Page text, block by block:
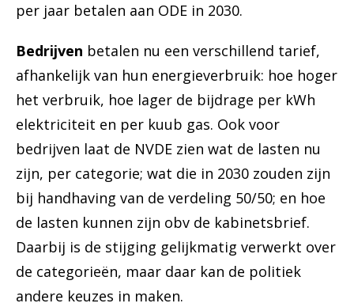
per jaar betalen aan ODE in 2030.
Bedrijven betalen nu een verschillend tarief,
afhankelijk van hun energieverbruik: hoe hoger
het verbruik, hoe lager de bijdrage per kWh
elektriciteit en per kuub gas. Ook voor
bedrijven laat de NVDE zien wat de lasten nu
zijn, per categorie; wat die in 2030 zouden zijn
bij handhaving van de verdeling 50/50; en hoe
de lasten kunnen zijn obv de kabinetsbrief.
Daarbij is de stijging gelijkmatig verwerkt over
de categorieën, maar daar kan de politiek
andere keuzes in maken.